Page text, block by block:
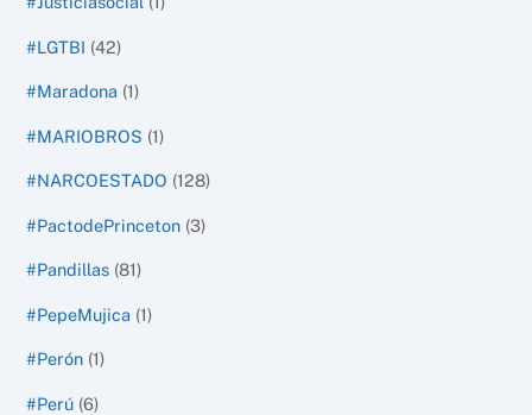
#LGTBI (42)
#Maradona (1)
#MARIOBROS (1)
#NARCOESTADO (128)
#PactodePrinceton (3)
#Pandillas (81)
#PepeMujica (1)
#Perón (1)
#Perú (6)